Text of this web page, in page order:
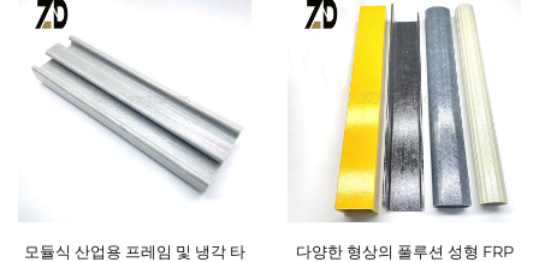
모듈식 산업용 프레임 및 냉각 타
다양한 형상의 풀루션 성형 FRP